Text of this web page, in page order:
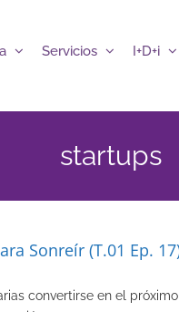
Servicios I+D+i
startups
Sonreír (T.01 Ep.
convertirse en el